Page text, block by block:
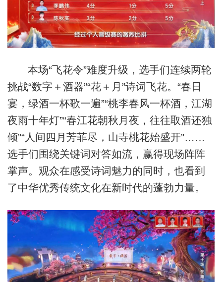
本场“飞花令”难度升级，选手们连续两轮
挑战“数字＋酒器”“花＋月”诗词飞花。“春日
宴，绿酒一杯歌一遍”“桃李春风一杯酒，江湖
夜雨十年灯”“春江花朝秋月夜，往往取酒还独
倾”“人间四月芳菲尽，山寺桃花始盛开”……
选手们围绕关键词对答如流，赢得现场阵阵
掌声。观众在感受诗词魅力的同时，也看到
了中华优秀传统文化在新时代的蓬勃力量。